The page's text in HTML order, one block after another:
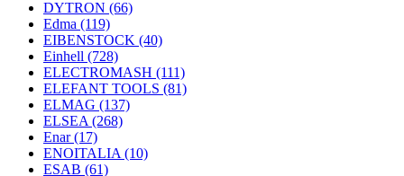
DYTRON (66)
Edma (119)
EIBENSTOCK (40)
Einhell (728)
ELECTROMASH (111)
ELEFANT TOOLS (81)
ELMAG (137)
ELSEA (268)
Enar(17)
ENOITALIA (10)
ESAB (61)